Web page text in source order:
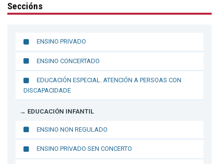
Seccións
ENSINO PRIVADO
ENSINO CONCERTADO
EDUCACIÓN ESPECIAL. ATENCIÓN A PERSOAS CON
DISCAPACIDADE
→ EDUCACIÓN INFANTIL
ENSINO NON REGULADO
ENSINO PRIVADO SEN CONCERTO